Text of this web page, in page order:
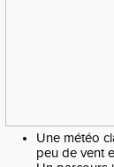
Une météo
peu de vent